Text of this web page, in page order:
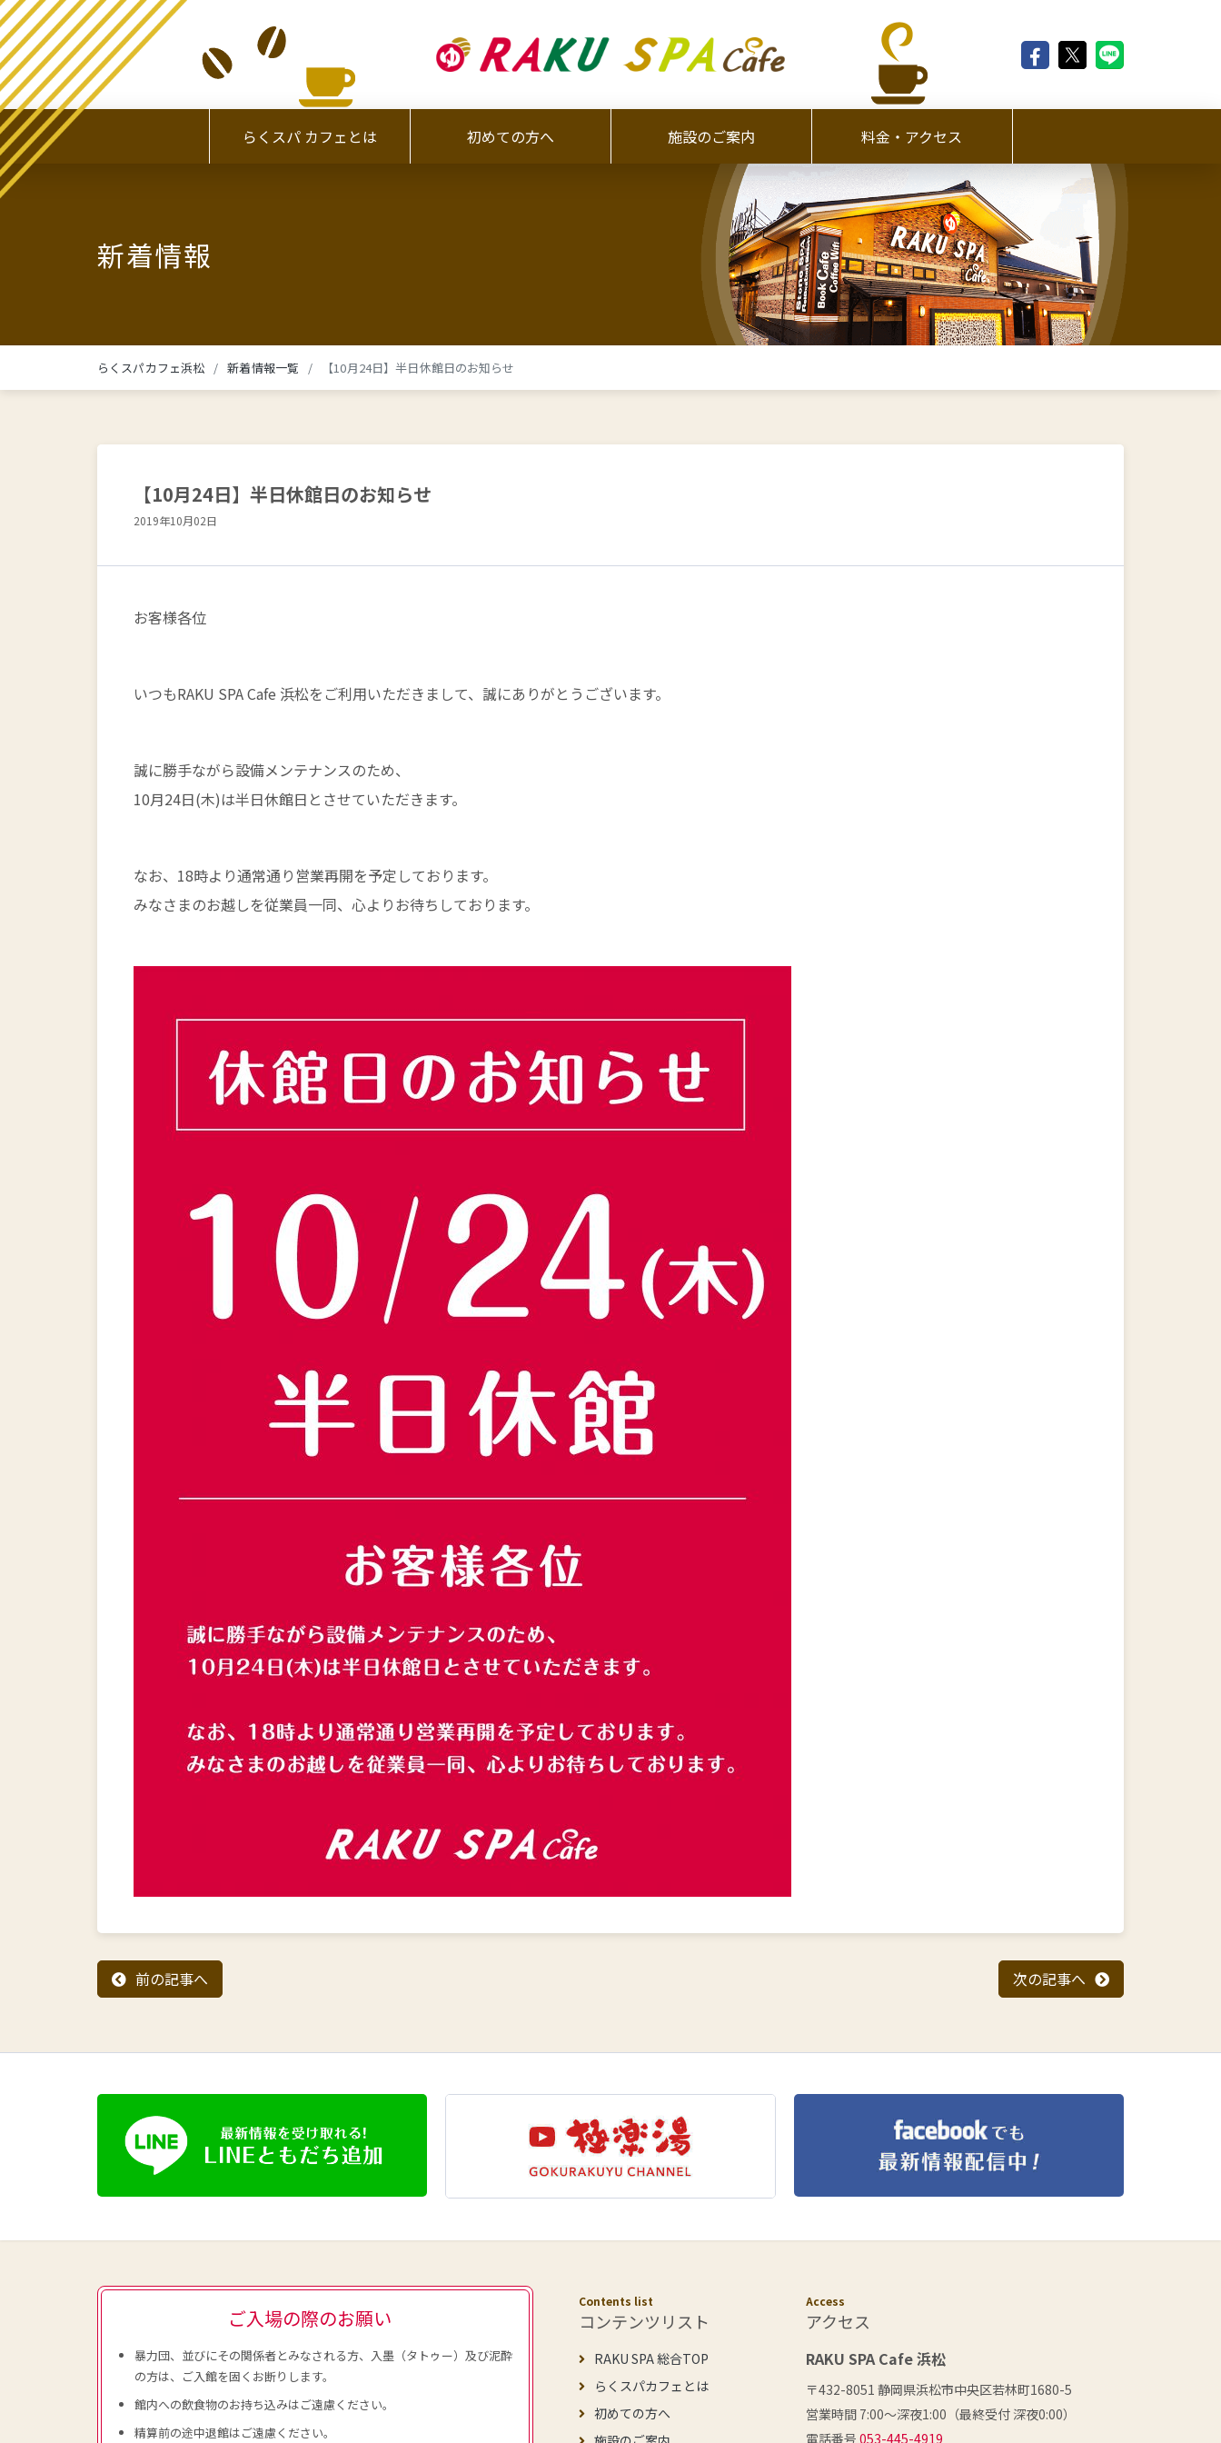
らくスパ カフェとは 初めての方へ 施設のご案内 料金・アクセス
新着情報
らくスパカフェ浜松 新着情報一覧 【10月24日】半日休館日のお知らせ
【10月24日】半日休館日のお知らせ
2019年10月02日
お客様各位
いつもRAKU SPA Cafe 浜松をご利用いただきまして、誠にありがとうございます。
誠に勝手ながら設備メンテナンスのため、
10月24日(木)は半日休館日とさせていただきます。
なお、18時より通常通り営業再開を予定しております。
みなさまのお越しを従業員一同、心よりお待ちしております。
前の記事へ 次の記事へ
ご入場の際のお願い
暴力団、並びにその関係者とみなされる方、入墨（タトゥー）及び泥酔
の方は、ご入館を固くお断りします。
館内への飲食物のお持ち込みはご遠慮ください。
精算前の途中退館はご遠慮ください。
Contents list
コンテンツリスト
RAKU SPA 総合TOP
らくスパカフェとは
初めての方へ
Access
アクセス
RAKU SPA Cafe 浜松
〒432-8051 静岡県浜松市中央区若林町1680-5
営業時間 7:00〜深夜1:00（最終受付 深夜0:00）
電話番号 053-445-4919